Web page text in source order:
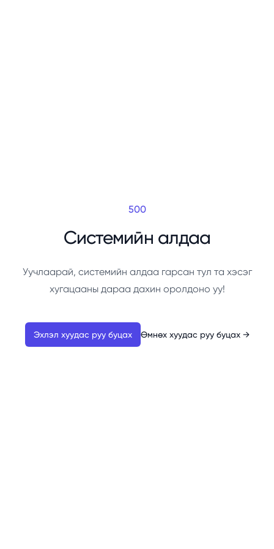
500
Системийн алдаа
Уучлаарай, системийн алдаа гарсан тул та хэсэг
хугацааны дараа дахин оролдоно уу!
Эхлэл хуудас руу буцах Өмнөх хуудас руу буцах →